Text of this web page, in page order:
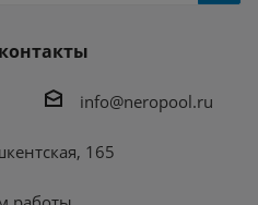
info@neropool.ru
165